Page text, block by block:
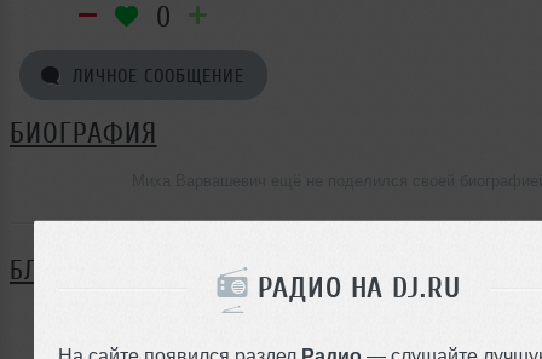
РАДИО НА DJ.RU
На сайте появился раздел Радио — слушайте
0
ЛИЧНОЕ СООБЩЕНИЕ
БИОГРАФИЯ
БЛОГ